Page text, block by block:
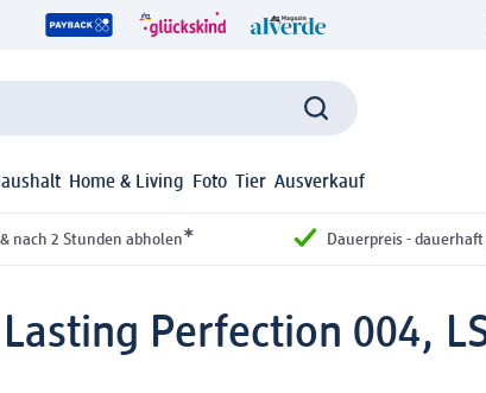
Home & Living Foto Tier Ausverkauf
nach 2 Stunden abholen* Dauerpreis -
Perfection 004,